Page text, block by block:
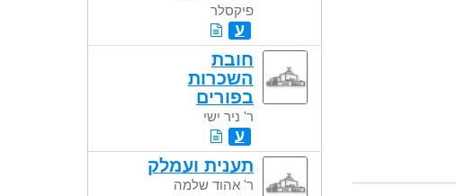
פיקסלר
ע
חובת
השכרות
בפורים
ר' ניר ישי
ע
תענית ועמלק
ר' אהוד שלמה